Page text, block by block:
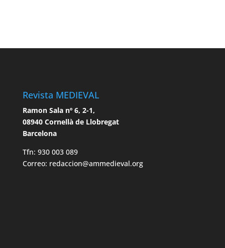
Revista MEDIEVAL
Ramon Sala nº 6, 2-1,
08940 Cornellà de Llobregat
Barcelona
Tfn: 930 003 089
Correo: redaccion@ammedieval.org